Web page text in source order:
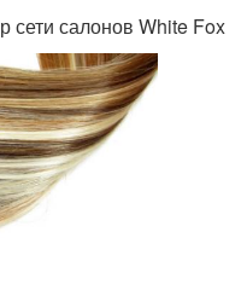
сети салонов White Fox